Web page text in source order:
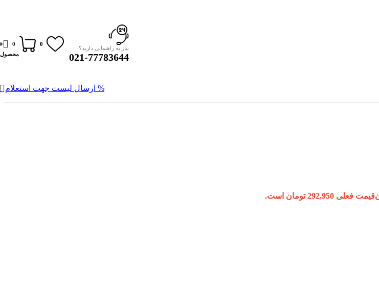
نیاز به راهنمایی دارید؟
021-77783644
0
0
محصول
% ارسال لیست جهت استعلام
قیمت فعلی 292,950 تومان است.